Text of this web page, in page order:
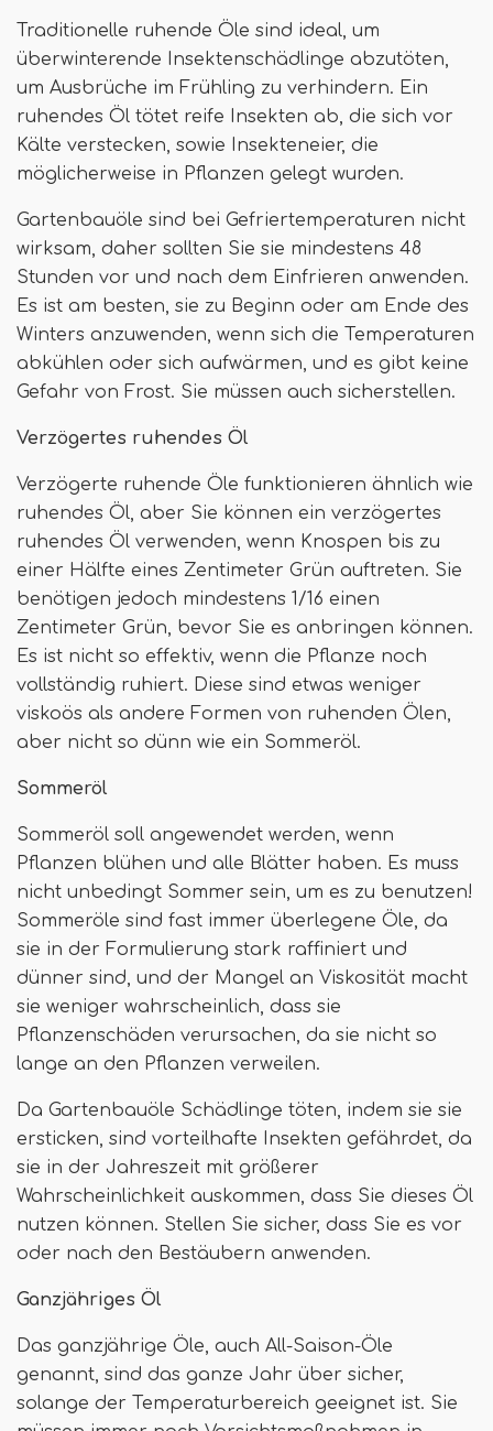
Traditionelle ruhende Öle sind ideal, um
überwinterende Insektenschädlinge abzutöten,
um Ausbrüche im Frühling zu verhindern. Ein
ruhendes Öl tötet reife Insekten ab, die sich vor
Kälte verstecken, sowie Insekteneier, die
möglicherweise in Pflanzen gelegt wurden.
Gartenbauöle sind bei Gefriertemperaturen nicht
wirksam, daher sollten Sie sie mindestens 48
Stunden vor und nach dem Einfrieren anwenden.
Es ist am besten, sie zu Beginn oder am Ende des
Winters anzuwenden, wenn sich die Temperaturen
abkühlen oder sich aufwärmen, und es gibt keine
Gefahr von Frost. Sie müssen auch sicherstellen.
Verzögertes ruhendes Öl
Verzögerte ruhende Öle funktionieren ähnlich wie
ruhendes Öl, aber Sie können ein verzögertes
ruhendes Öl verwenden, wenn Knospen bis zu
einer Hälfte eines Zentimeter Grün auftreten. Sie
benötigen jedoch mindestens 1/16 einen
Zentimeter Grün, bevor Sie es anbringen können.
Es ist nicht so effektiv, wenn die Pflanze noch
vollständig ruhiert. Diese sind etwas weniger
viskoös als andere Formen von ruhenden Ölen,
aber nicht so dünn wie ein Sommeröl.
Sommeröl
Sommeröl soll angewendet werden, wenn
Pflanzen blühen und alle Blätter haben. Es muss
nicht unbedingt Sommer sein, um es zu benutzen!
Sommeröle sind fast immer überlegene Öle, da
sie in der Formulierung stark raffiniert und
dünner sind, und der Mangel an Viskosität macht
sie weniger wahrscheinlich, dass sie
Pflanzenschäden verursachen, da sie nicht so
lange an den Pflanzen verweilen.
Da Gartenbauöle Schädlinge töten, indem sie sie
ersticken, sind vorteilhafte Insekten gefährdet, da
sie in der Jahreszeit mit größerer
Wahrscheinlichkeit auskommen, dass Sie dieses Öl
nutzen können. Stellen Sie sicher, dass Sie es vor
oder nach den Bestäubern anwenden.
Ganzjähriges Öl
Das ganzjährige Öle, auch All-Saison-Öle
genannt, sind das ganze Jahr über sicher,
solange der Temperaturbereich geeignet ist. Sie